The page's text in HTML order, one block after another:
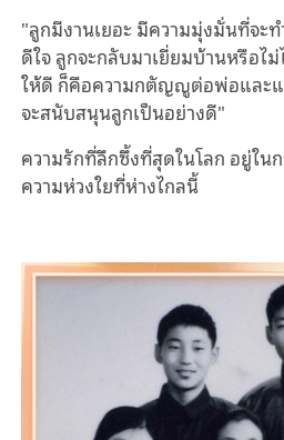
"ลูกมีงานเยอะ มีความมุ่งมั่นที่จะ
ดีใจ ลูกจะกลับมาเยี่ยมบ้านหรือ
ให้ดี ก็คือความกตัญญูต่อพ่อและ
จะสนับสนุนลูกเป็นอย่างดี"
ความรักที่ลึกซึ้งที่สุดในโลก อยู่ใน
ความห่วงใยที่ห่างไกลนี้